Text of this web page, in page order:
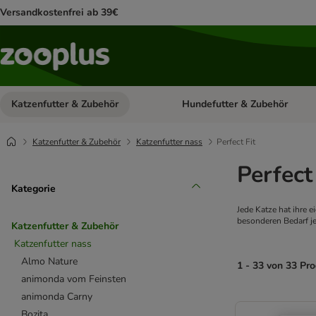
Versandkostenfrei ab 39€
Katzenfutter & Zubehör Kategorie-Menü öffnen:
Hundefutter & Zubehör
Katzenfutter & Zubehör Katzenfutter nass Perfect Fit
Kategorie
Katzenfutter & Zubehör
Katzenfutter nass
Almo Nature
animonda vom Feinsten
animonda Carny
Jede Katze hat ihre
besonderen Bedarf
1 - 33 von 33